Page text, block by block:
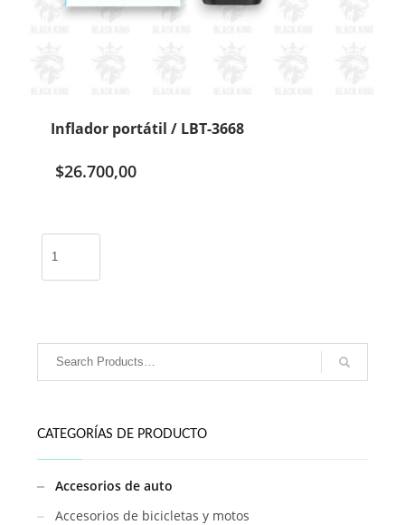
Inflador portátil / LBT-3668
$26.700,00
portátil
cantidad
CATEGORÍAS DE PRODUCTO
Accesorios de auto
Accesorios de bicicletas y motos